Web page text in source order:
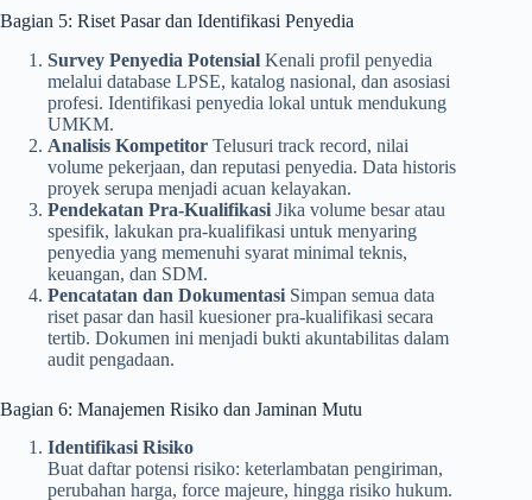
Bagian 5: Riset Pasar dan Identifikasi Penyedia
Survey Penyedia Potensial Kenali profil penyedia
melalui database LPSE, katalog nasional, dan asosiasi
profesi. Identifikasi penyedia lokal untuk mendukung
UMKM.
Analisis Kompetitor Telusuri track record, nilai
volume pekerjaan, dan reputasi penyedia. Data historis
proyek serupa menjadi acuan kelayakan.
Pendekatan Pra-Kualifikasi Jika volume besar atau
spesifik, lakukan pra-kualifikasi untuk menyaring
penyedia yang memenuhi syarat minimal teknis,
keuangan, dan SDM.
Pencatatan dan Dokumentasi Simpan semua data
riset pasar dan hasil kuesioner pra-kualifikasi secara
tertib. Dokumen ini menjadi bukti akuntabilitas dalam
audit pengadaan.
Bagian 6: Manajemen Risiko dan Jaminan Mutu
Identifikasi Risiko
Buat daftar potensi risiko: keterlambatan pengiriman,
perubahan harga, force majeure, hingga risiko hukum.